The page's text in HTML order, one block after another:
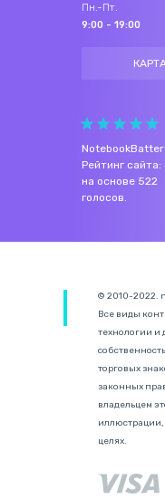
Пн.-Пт.
9:00 - 19:00
Рейтинг сайта:
на основе 522
голосов.
© 2010-2022.
Все виды
технологии и
торговых
законных
владельцем
целях.